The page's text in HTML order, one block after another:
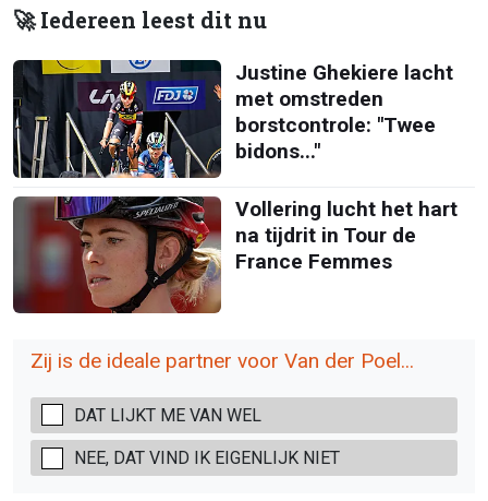
🚀 Iedereen leest dit nu
Justine Ghekiere lacht
met omstreden
borstcontrole: "Twee
bidons..."
Vollering lucht het hart
na tijdrit in Tour de
France Femmes
Zij is de ideale partner voor Van der Poel...
DAT LIJKT ME VAN WEL
NEE, DAT VIND IK EIGENLIJK NIET